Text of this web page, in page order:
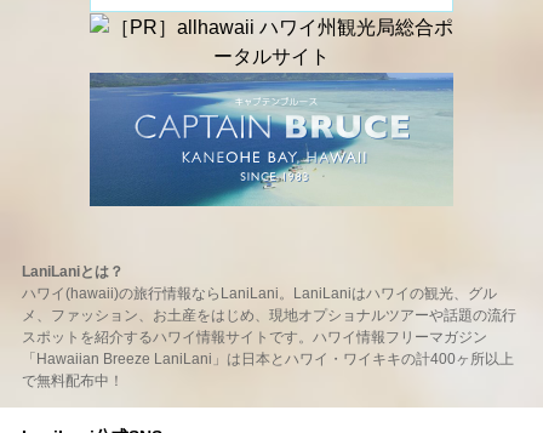
LaniLaniとは？
ハワイ(hawaii)の旅行情報ならLaniLani。LaniLaniはハワイの観光、グル
メ、ファッション、お土産をはじめ、現地オプショナルツアーや話題の流行
スポットを紹介するハワイ情報サイトです。ハワイ情報フリーマガジン
「Hawaiian Breeze LaniLani」は日本とハワイ・ワイキキの計400ヶ所以上
で無料配布中！